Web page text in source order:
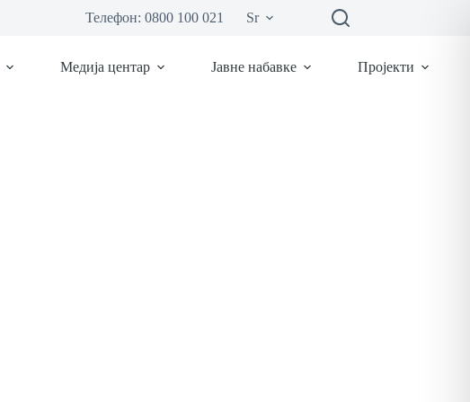
Телефон: 0800 100 021 Sr
Медија центар Јавне набавке Пројекти